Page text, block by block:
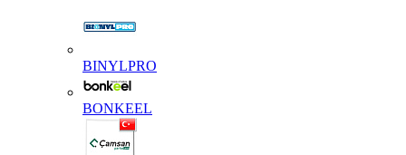
BINYLPRO
BONKEEL